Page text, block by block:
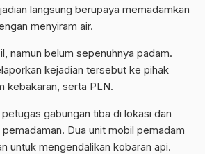
langsung berupaya memadamkan
menyiram air.
namun belum sepenuhnya padam.
kejadian tersebut ke pihak
kebakaran, serta PLN.
gabungan tiba di lokasi dan
Dua unit mobil pemadam
untuk mengendalikan kobaran api.